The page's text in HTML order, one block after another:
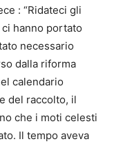
: “Ridateci gli
hanno portato
necessario
dalla riforma
calendario
del raccolto, il
che i moti celesti
Il tempo aveva